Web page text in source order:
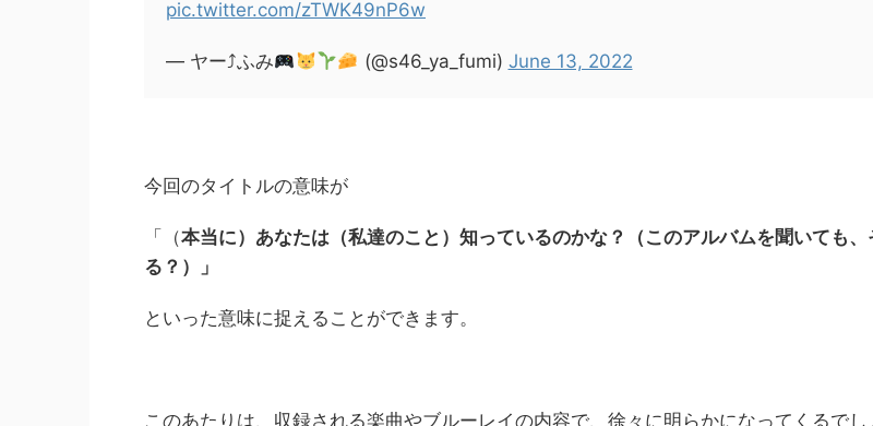
pic.twitter.com/zTWK49nP6w
— ヤー⤴︎ふみ (@s46_ya_fumi) June 13, 2022
今回のタイトルの意味が
「（本当に）あなたは（私達のこと）知っているのかな？（このアルバムを聞いても、
る？）」
といった意味に捉えることができます。
このあたりは、収録される楽曲やブルーレイの内容で、徐々に明らかになってくるでし